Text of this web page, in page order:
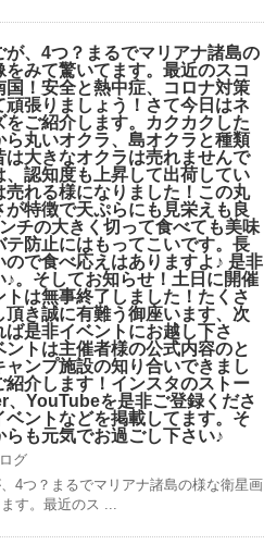
が、4つ？まるでマリアナ諸島の
をみて驚いてます。最近のスコ
国！安全と熱中症、コロナ対策
頑張りましょう！さて今日はネ
をご紹介します。カクカクした
ら丸いオクラ、島オクラと種類
は大きなオクラは売れませんで
、認知度も上昇して出荷してい
売れる様になりました！この丸
が特徴で天ぷらにも見栄えも良
チの大きく切って食べても美味
テ防止にはもってこいです。長
ので食べ応えはありますよ♪ 是非
♪。そしてお知らせ！土日に開催
トは無事終了しました！たくさ
頂き誠に有難う御座います、次
ば是非イベントにお越し下さ
ントは主催者様の公式内容のと
ャンプ️施設の知り合いできまし
紹介します！インスタのストー
、YouTubeを是非ご登録くださ
ベントなどを掲載してます。そ
らも元気でお過ごし下さい♪
グ
4つ？まるでマリアナ諸島の様な衛星画
す。最近のス ...